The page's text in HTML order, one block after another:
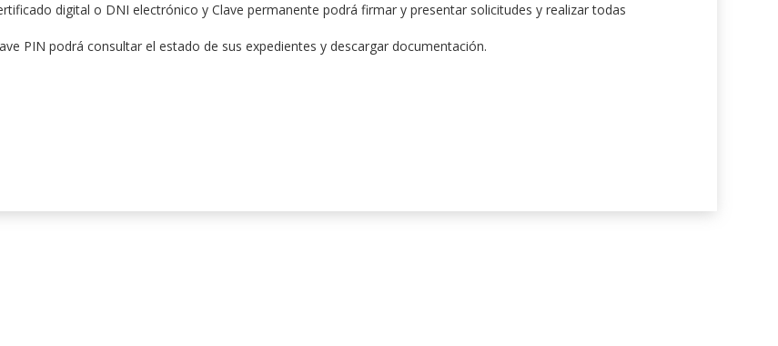
digital o DNI electrónico y Clave permanente podrá firmar y presentar solicitudes y realizar todas
PIN podrá consultar el estado de sus expedientes y descargar documentación.